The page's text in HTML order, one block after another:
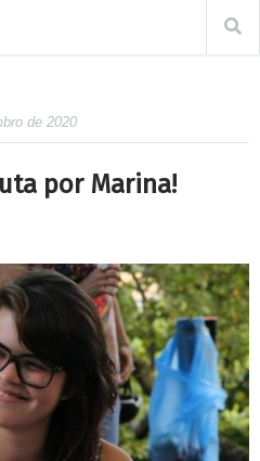
de 2020
por Marina!